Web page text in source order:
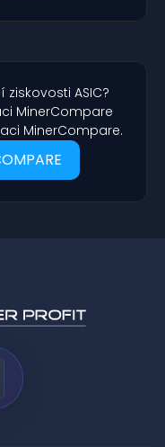
ASIC?
MinerCompare
MinerCompare.